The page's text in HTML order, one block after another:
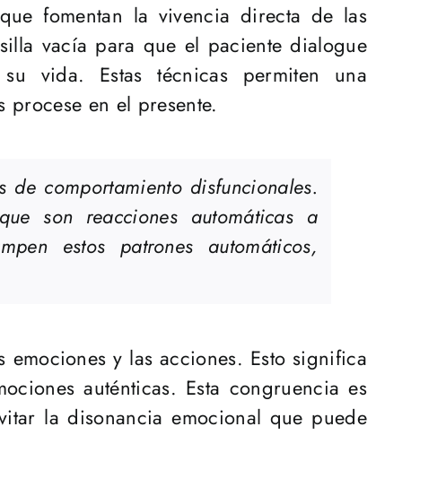
fomentan la vivencia directa de las
vacía para que el paciente dialogue
vida. Estas técnicas permiten una
en el presente.
comportamiento disfuncionales.
son reacciones automáticas a
estos patrones automáticos,
y las acciones. Esto significa
auténticas. Esta congruencia es
la disonancia emocional que puede